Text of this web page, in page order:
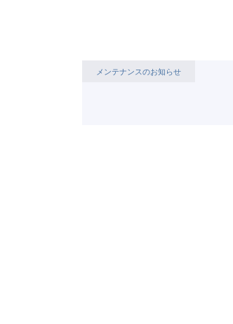
メンテナンスのお知らせ